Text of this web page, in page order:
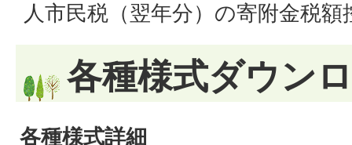
人市民税（翌年分）の寄附金税
各種様式ダウン
各種様式詳細